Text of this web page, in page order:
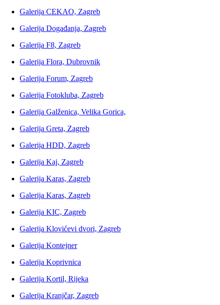
Galerija CEKAO, Zagreb
Galerija Događanja, Zagreb
Galerija F8, Zagreb
Galerija Flora, Dubrovnik
Galerija Forum, Zagreb
Galerija Fotokluba, Zagreb
Galerija Galženica, Velika Gorica,
Galerija Greta, Zagreb
Galerija HDD, Zagreb
Galerija Kaj, Zagreb
Galerija Karas, Zagreb
Galerija Karas, Zagreb
Galerija KIC, Zagreb
Galerija Klovićevi dvori, Zagreb
Galerija Kontejner
Galerija Koprivnica
Galerija Kortil, Rijeka
Galerija Kranjčar, Zagreb